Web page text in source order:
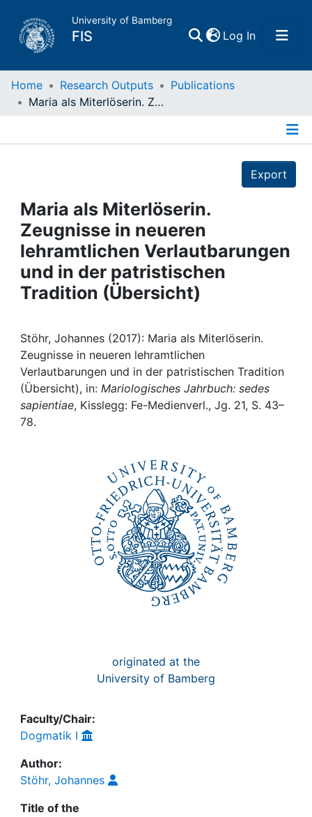
University of Bamberg
FIS Log In(current)
Home
Projects
People
Institutions
My FIS
Help
Home Research Outputs
Publications
Maria als Miterlöserin. Zeugnisse in neueren lehramtlichen Verlautbarungen und in der patristischen Tradition (Übersicht)
Export
Maria als Miterlöserin.
Zeugnisse in neueren
lehramtlichen Verlautbarungen
und in der patristischen
Tradition (Übersicht)
Stöhr, Johannes (2017): Maria als Miterlöserin.
Zeugnisse in neueren lehramtlichen
Verlautbarungen und in der patristischen Tradition
(Übersicht), in: Mariologisches Jahrbuch: sedes
sapientiae, Kisslegg: Fe-Medienverl., Jg. 21, S. 43–
78.
originated at the
University of Bamberg
Faculty/Chair:
Dogmatik I
Author:
Stöhr, Johannes
Title of the